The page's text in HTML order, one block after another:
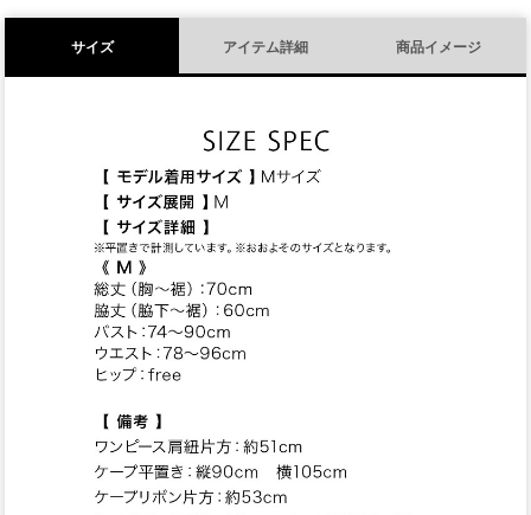
サイズ アイテム詳細 商品イメージ